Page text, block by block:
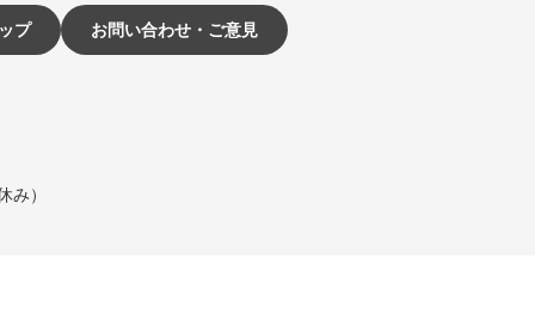
プ お問い合わせ・ご意見
み）